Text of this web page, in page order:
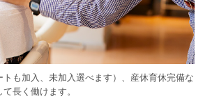
トも加入、未加入選べます）、産休育休完備な
長く働けます。